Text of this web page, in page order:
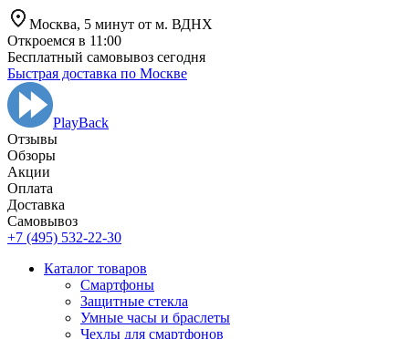
Москва, 5 минут от м. ВДНХ
Откроемся в 11:00
Бесплатный самовывоз сегодня
Быстрая доставка по Москве
PlayBack
Отзывы
Обзоры
Aкции
Оплата
Доставка
Самовывоз
+7 (495) 532-22-30
Каталог товаров
Смартфоны
Защитные стекла
Умные часы и браслеты
Чехлы для смартфонов